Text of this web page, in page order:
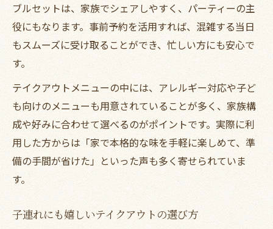
ブルセットは、家族でシェアしやすく、パーティーの主
役にもなります。事前予約を活用すれば、混雑する当日
もスムーズに受け取ることができ、忙しい方にも安心で
す。
テイクアウトメニューの中には、アレルギー対応や子ど
も向けのメニューも用意されていることが多く、家族構
成や好みに合わせて選べるのがポイントです。実際に利
用した方からは「家で本格的な味を手軽に楽しめて、準
備の手間が省けた」といった声も多く寄せられていま
す。
子連れにも嬉しいテイクアウトの選び方